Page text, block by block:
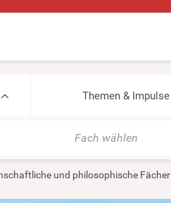
Themen & Impulse
Fach wählen
und philosophische Fächer